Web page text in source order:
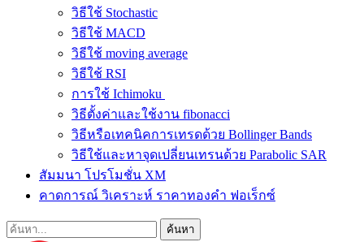
วิธีใช้ Stochastic
วิธีใช้ MACD
วิธีใช้ moving average
วิธีใช้ RSI
การใช้ Ichimoku
วิธีตั้งค่าและใช้งาน fibonacci
วิธีหรือเทคนิคการเทรดด้วย Bollinger Bands
วิธีใช้และหาจุดเปลี่ยนเทรนด้วย Parabolic SAR
สัมมนา โปรโมชั่น XM
คาดการณ์ วิเคราะห์ ราคาทองคำ ฟอเร็กซ์